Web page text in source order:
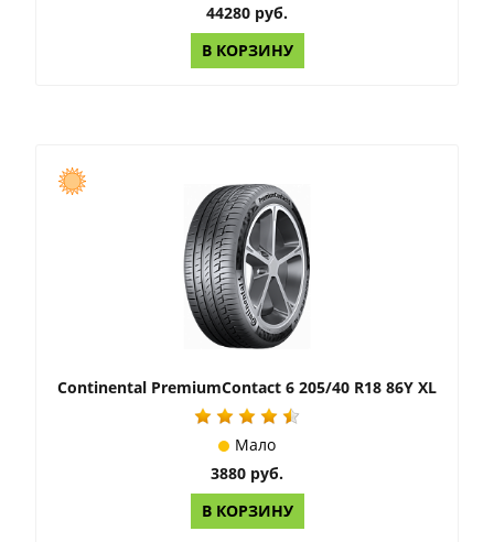
44280 руб.
В КОРЗИНУ
Continental PremiumContact 6 205/40 R18 86Y XL
Мало
3880 руб.
В КОРЗИНУ